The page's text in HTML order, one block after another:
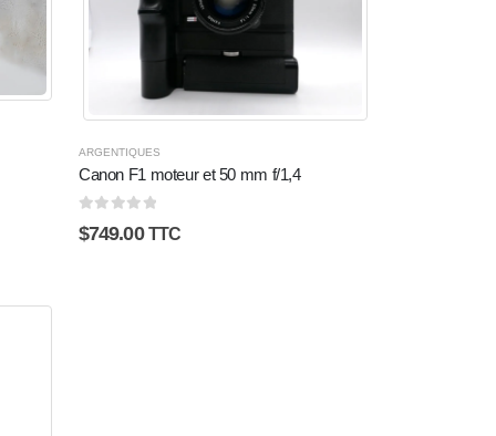
ARGENTIQUES
Canon F1 moteur et 50 mm f/1,4
$749.00 TTC